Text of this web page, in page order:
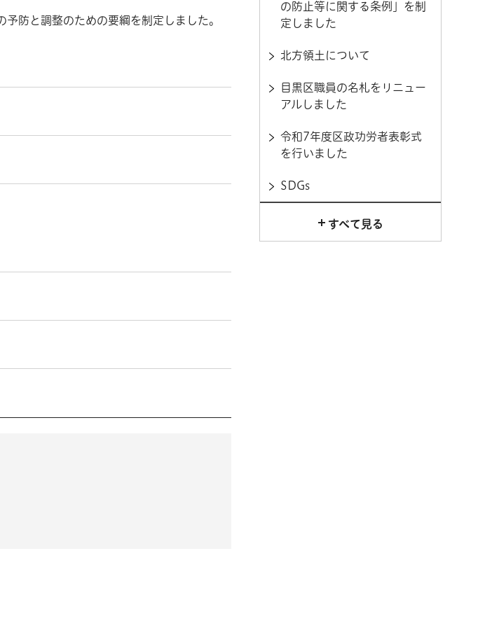
防と調整のための要綱を制定しました。
の防止等に関する条例」を制
定しました
北方領土について
目黒区職員の名札をリニュー
アルしました
令和7年度区政功労者表彰式
を行いました
SDGs
すべて見る